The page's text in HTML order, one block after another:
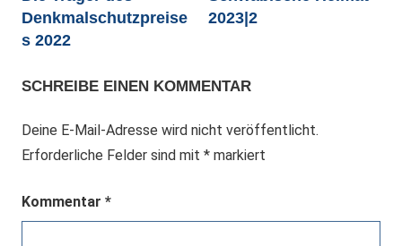
Denkmalschutzpreise
s 2022
2023|2
SCHREIBE EINEN KOMMENTAR
Deine E-Mail-Adresse wird nicht veröffentlicht.
Erforderliche Felder sind mit * markiert
Kommentar *